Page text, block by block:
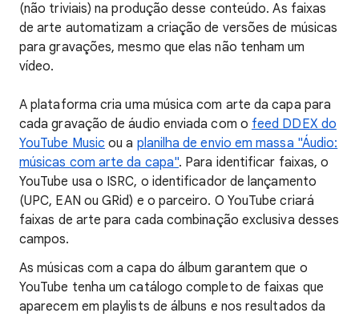
(não triviais) na produção desse conteúdo. As faixas
de arte automatizam a criação de versões de músicas
para gravações, mesmo que elas não tenham um
vídeo.
A plataforma cria uma música com arte da capa para
cada gravação de áudio enviada com o feed DDEX do
YouTube Music ou a planilha de envio em massa "Áudio:
músicas com arte da capa". Para identificar faixas, o
YouTube usa o ISRC, o identificador de lançamento
(UPC, EAN ou GRid) e o parceiro. O YouTube criará
faixas de arte para cada combinação exclusiva desses
campos.
As músicas com a capa do álbum garantem que o
YouTube tenha um catálogo completo de faixas que
aparecem em playlists de álbuns e nos resultados da